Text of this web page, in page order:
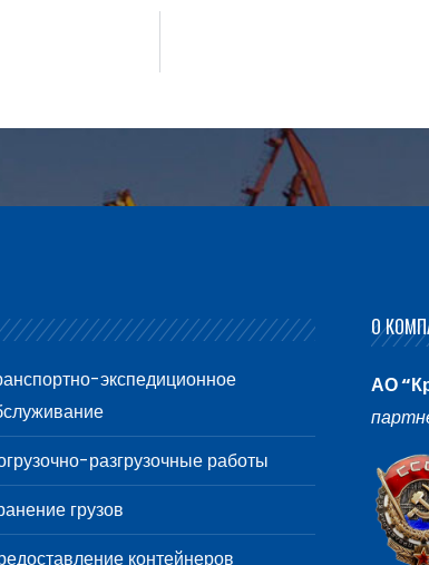
экспедиционное
разгрузочные работы
грузов
контейнеров
О
АО